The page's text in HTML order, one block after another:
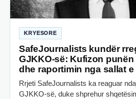
KRYESORE
SafeJournalists kundër
GJKKO-së: Kufizon punën
dhe raportimin nga sallat
Rrjeti SafeJournalists ka reaguar
GJKKO-së, duke shprehur